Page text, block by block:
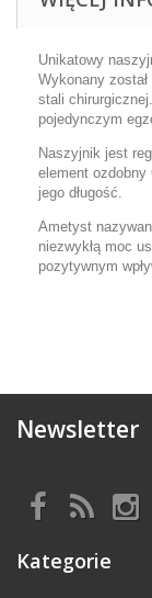
Unikatowy
Wykonany
stali
pojedynczym
Naszyjnik jest
element
jego długość.
Ametyst
niezwykłą moc
pozytywnym
Newsletter
Kategorie